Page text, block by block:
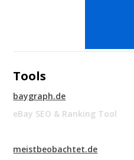
Tools
baygraph.de
eBay SEO & Ranking Tool
meistbeobachtet.de